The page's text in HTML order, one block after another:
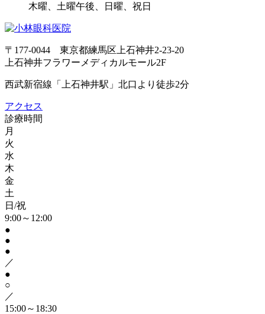
木曜、土曜午後、日曜、祝日
〒177-0044 東京都練馬区上石神井2-23-20
上石神井フラワーメディカルモール2F
西武新宿線「上石神井駅」北口より徒歩2分
アクセス
診療時間
月
火
水
木
金
土
日/祝
9:00～12:00
●
●
●
／
●
○
／
15:00～18:30